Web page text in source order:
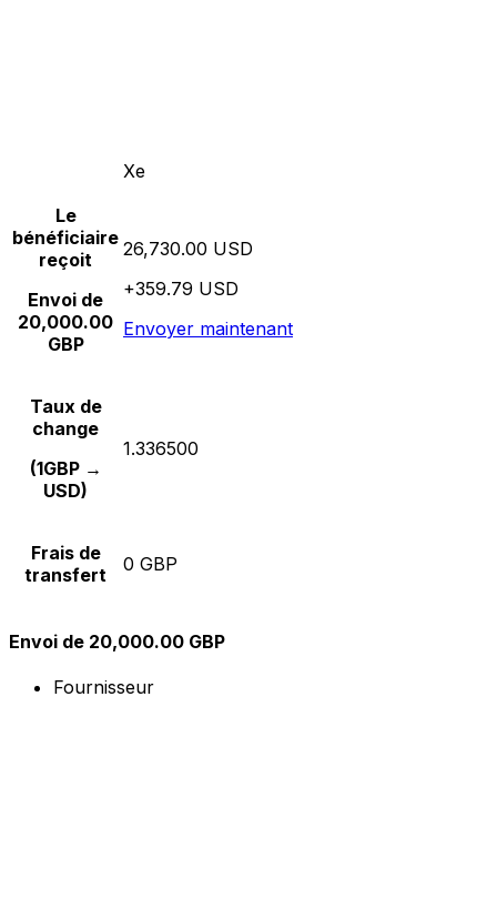
Xe
Le
bénéficiaire
reçoit
Envoi de
20,000.00
GBP
26,730.00 USD
+359.79 USD
Envoyer maintenant
Taux de
change
(1GBP →
USD)
1.336500
Frais de
transfert
0 GBP
Envoi de 20,000.00 GBP
Fournisseur